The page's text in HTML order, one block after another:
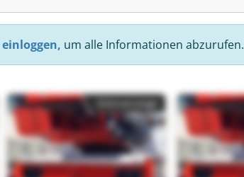
um alle Informationen abzurufen.